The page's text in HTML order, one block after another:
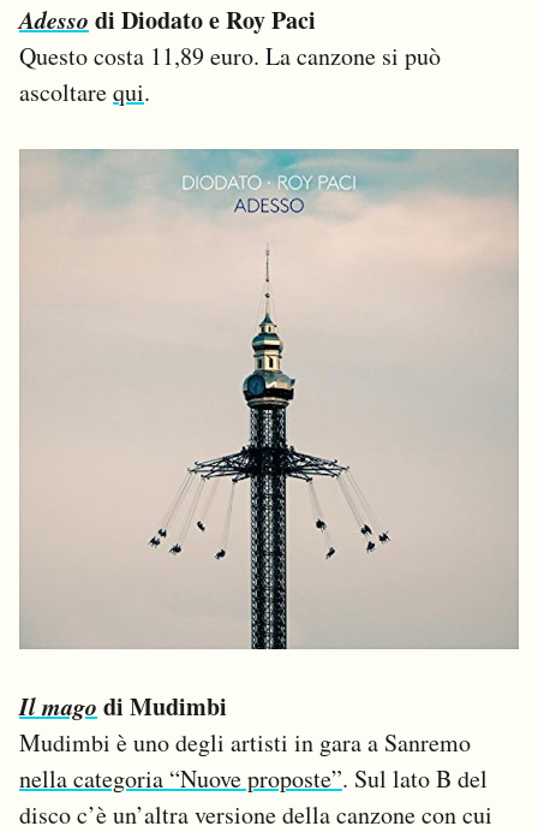
Adesso di Diodato e Roy Paci
Questo costa 11,89 euro. La canzone si può
ascoltarequi.
Il mago di Mudimbi
Mudimbi è uno degli artisti in gara a Sanremo
nella categoria “Nuove proposte”. Sul lato B del
disco c’è un’altra versione della canzone con cui